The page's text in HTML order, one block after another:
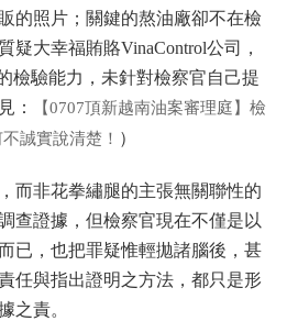
的照片；關鍵的熬油廠卻不在檢
疑大幸福賄賂VinaControl公司，
檢驗能力，未針對檢察官自己提
：
【0707頂新越南油案審理庭】檢
誠實說清楚！ ）
而非花拳繡腿的主張無關聯性的
查證據，但檢察官現在不僅是以
已，也把罪疑惟輕拋諸腦後，甚
任與指出證明之方法，都只是形
之責。